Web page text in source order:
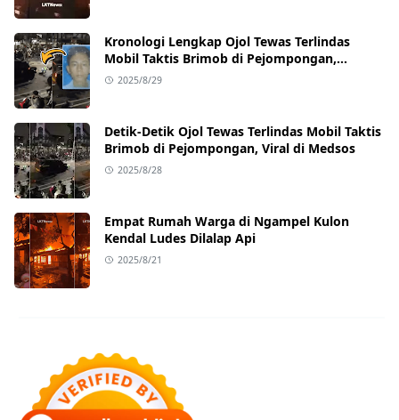
Kronologi Lengkap Ojol Tewas Terlindas
Mobil Taktis Brimob di Pejompongan,
Ternyata Sedang Antar Orderan
2025/8/29
Detik-Detik Ojol Tewas Terlindas Mobil Taktis
Brimob di Pejompongan, Viral di Medsos
2025/8/28
Empat Rumah Warga di Ngampel Kulon
Kendal Ludes Dilalap Api
2025/8/21